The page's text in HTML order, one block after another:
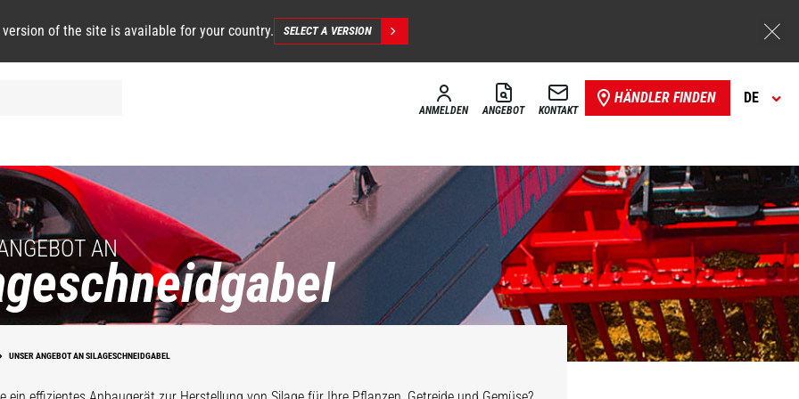
version of the site is available for your country. SELECT A VERSION
ANMELDEN ANGEBOT KONTAKT
HÄNDLER FINDEN DE
AN
UNSER ANGEBOT AN SILAGESCHNEIDGABEL